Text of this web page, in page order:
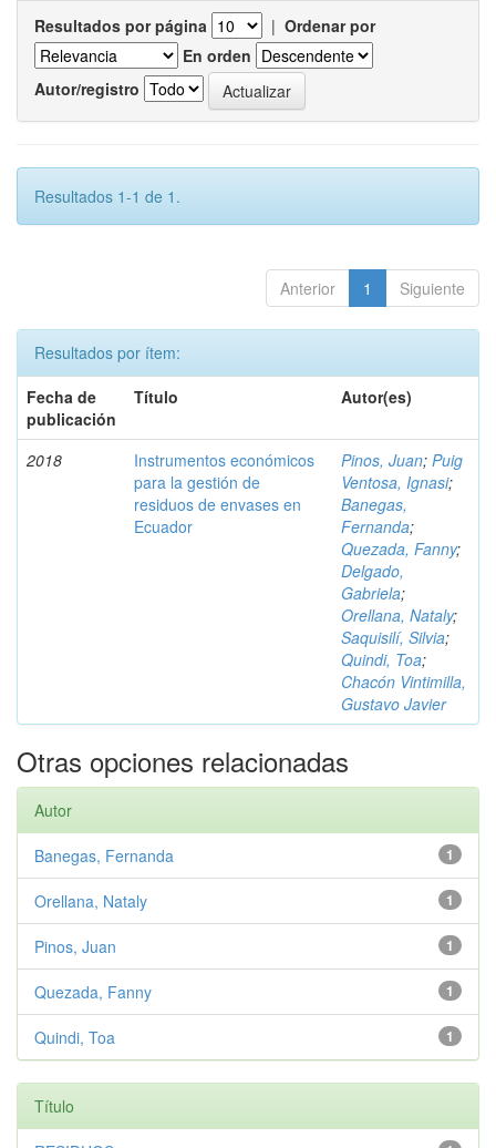
Resultados por página | Ordenar por
En orden
Autor/registro
Resultados 1-1 de 1.
Anterior 1 Siguiente
Resultados por ítem:
Fecha de
publicación
Título Autor(es)
2018
Instrumentos económicos
para la gestión de
residuos de envases en
Ecuador
Pinos, Juan; Puig
Ventosa, Ignasi;
Banegas,
Fernanda;
Quezada, Fanny;
Delgado,
Gabriela;
Orellana, Nataly;
Saquisilí, Silvia;
Quindi, Toa;
Chacón Vintimilla,
Gustavo Javier
Otras opciones relacionadas
Autor
1
Banegas, Fernanda
1
Orellana, Nataly
1
Pinos, Juan
1
Quezada, Fanny
1
Quindi, Toa
Título